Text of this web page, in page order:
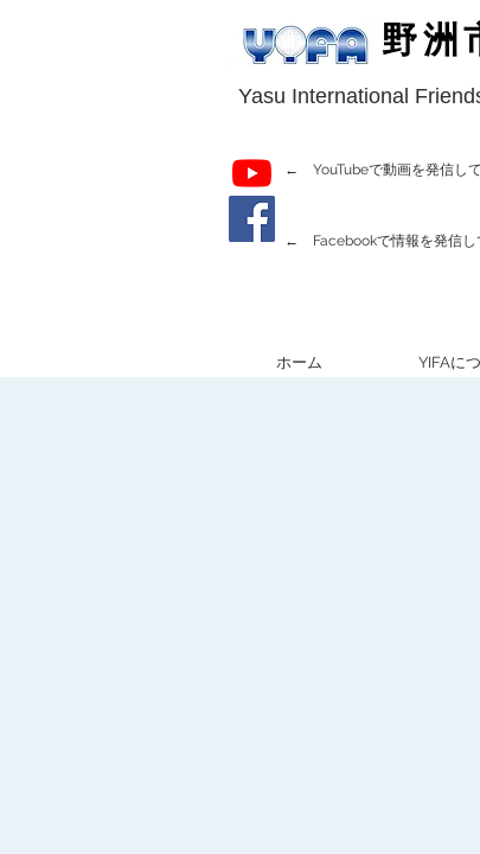
野洲
Yasu International
← YouTubeで動画を発信して
← Facebookで情報を発信し
ホーム YIFAに